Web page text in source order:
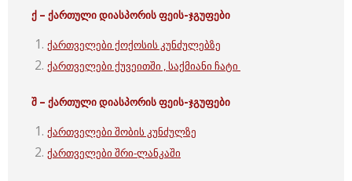
ქ – ქართულიდიასპორის ფეის-ჯგუფები
ქართველები ქოქოსის კუნძულებზე
ქართველები ქუვეითში , საქმიანი ჩატი
შ – ქართული დიასპორის ფეის-ჯგუფები
ქართველები შობის კუნძულზე
ქართველები შრი-ლანკაში